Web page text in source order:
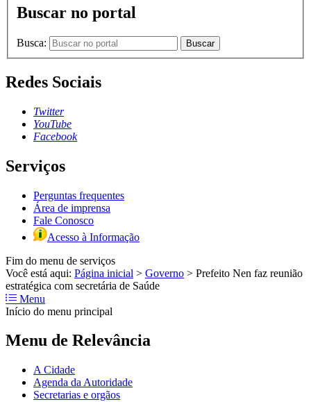
Buscar no portal
Busca: Buscar
Redes Sociais
Twitter
YouTube
Facebook
Serviços
Perguntas frequentes
Área de imprensa
Fale Conosco
Acesso à Informação
Fim do menu de serviços
Você está aqui: Página inicial > Governo > Prefeito Nen faz reunião
estratégica com secretária de Saúde
Menu
Início do menu principal
Menu de Relevância
A Cidade
Agenda da Autoridade
Secretarias e orgãos